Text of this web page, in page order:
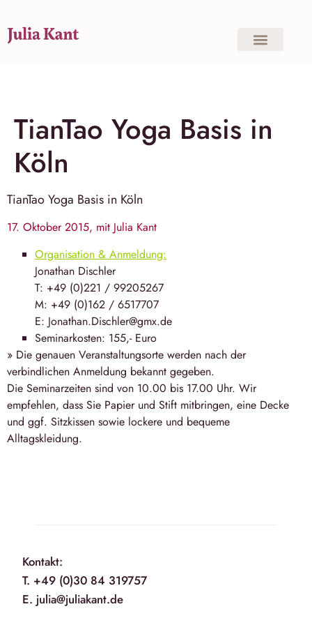
TianTao Yoga Basis in
Köln
TianTao Yoga Basis in Köln
17. Oktober 2015, mit Julia Kant
Organisation & Anmeldung:
Jonathan Dischler
T: +49 (0)221 / 99205267
M: +49 (0)162 / 6517707
E: Jonathan.Dischler@gmx.de
Seminarkosten: 155,- Euro
» Die genauen Veranstaltungsorte werden nach der
verbindlichen Anmeldung bekannt gegeben.
Die Seminarzeiten sind von 10.00 bis 17.00 Uhr. Wir
empfehlen, dass Sie Papier und Stift mitbringen, eine Decke
und ggf. Sitzkissen sowie lockere und bequeme
Alltagskleidung.
Kontakt:
T. +49 (0)30 84 319757
E. julia@juliakant.de